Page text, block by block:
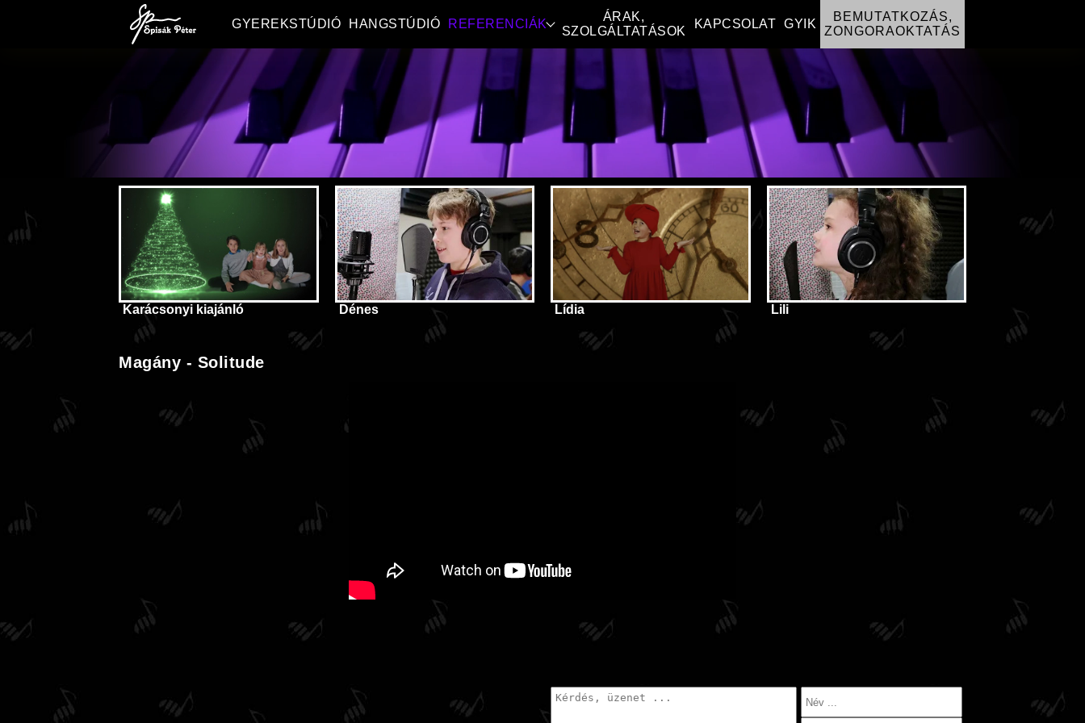
GYEREKSTÚDIÓ HANGSTÚDIÓ REFERENCIÁK
ÁRAK,
SZOLGÁLTATÁSOK
KAPCSOLAT GYIK
BEMUTATKOZÁS,
ZONGORAOKTATÁS
Karácsonyi kiajánló Dénes Lídia Lili
Magány - Solitude